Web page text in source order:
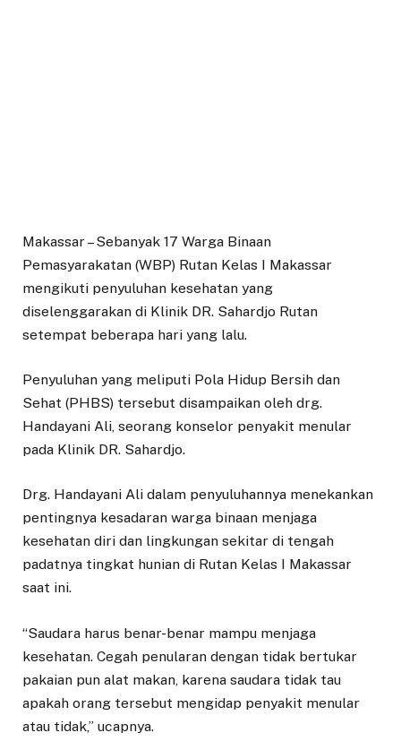
Makassar – Sebanyak 17 Warga Binaan
Pemasyarakatan (WBP) Rutan Kelas I Makassar
mengikuti penyuluhan kesehatan yang
diselenggarakan di Klinik DR. Sahardjo Rutan
setempat beberapa hari yang lalu.
Penyuluhan yang meliputi Pola Hidup Bersih dan
Sehat (PHBS) tersebut disampaikan oleh drg.
Handayani Ali, seorang konselor penyakit menular
pada Klinik DR. Sahardjo.
Drg. Handayani Ali dalam penyuluhannya menekankan
pentingnya kesadaran warga binaan menjaga
kesehatan diri dan lingkungan sekitar di tengah
padatnya tingkat hunian di Rutan Kelas I Makassar
saat ini.
“Saudara harus benar-benar mampu menjaga
kesehatan. Cegah penularan dengan tidak bertukar
pakaian pun alat makan, karena saudara tidak tau
apakah orang tersebut mengidap penyakit menular
atau tidak,” ucapnya.